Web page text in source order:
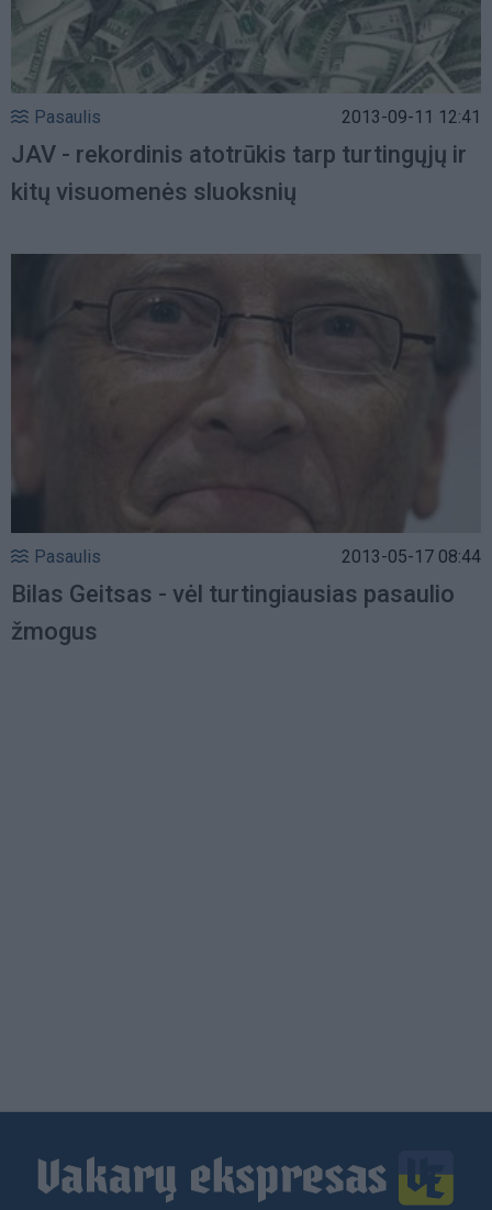
Pasaulis 2013-09-11 12:41
JAV - rekordinis atotrūkis tarp turtingųjų ir
kitų visuomenės sluoksnių
Pasaulis 2013-05-17 08:44
Bilas Geitsas - vėl turtingiausias pasaulio
žmogus